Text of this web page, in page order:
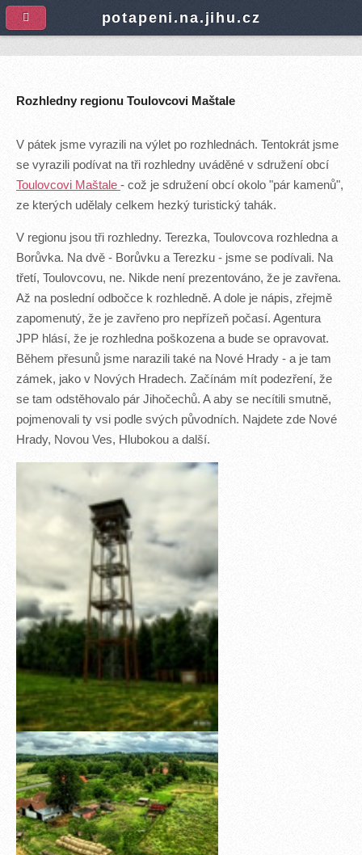
A
Rozhledny regionu Toulovcovi Maštale
V pátek jsme vyrazili na výlet po rozhlednách. Tentokrát jsme
se vyrazili podívat na tři rozhledny uváděné v sdružení obcí
Toulovcovi Maštale - což je sdružení obcí okolo "pár kamenů",
ze kterých udělaly celkem hezký turistický tahák.
V regionu jsou tři rozhledny. Terezka, Toulovcova rozhledna a
Borůvka. Na dvě - Borůvku a Terezku - jsme se podívali. Na
třetí, Toulovcovu, ne. Nikde není prezentováno, že je zavřena.
Až na poslední odbočce k rozhledně. A dole je nápis, zřejmě
zapomenutý, že je zavřeno pro nepřízeň počasí. Agentura
JPP hlásí, že je rozhledna poškozena a bude se opravovat.
Během přesunů jsme narazili také na Nové Hrady - a je tam
zámek, jako v Nových Hradech. Začínám mít podezření, že
se tam odstěhovalo pár Jihočechů. A aby se necítili smutně,
pojmenovali ty vsi podle svých původních. Najdete zde Nové
Hrady, Novou Ves, Hlubokou a další.
potapeni.na.jihu.cz